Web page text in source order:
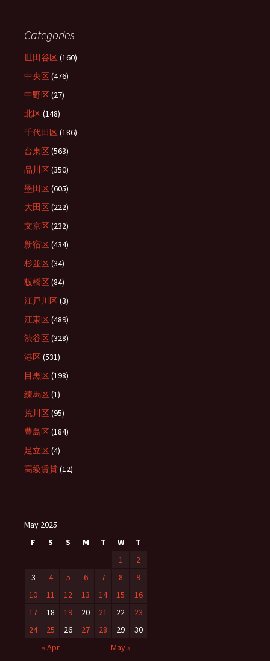
Categories
世田谷区(160)
中央区(476)
中野区(27)
北区(148)
千代田区(186)
台東区(563)
品川区(350)
墨田区(605)
大田区(222)
文京区(232)
新宿区(434)
杉並区(34)
板橋区(84)
江戸川区(3)
江東区(489)
渋谷区(328)
港区(531)
目黒区(198)
練馬区(1)
荒川区(95)
豊島区(184)
足立区(4)
高級賃貸(12)
May 2025
F
S S M T W T
« Apr May »
1
2
3
4 5 6 7 8
9
10
11 12 13 14 15
16
17
18 19 20 21 22
23
24
25 26 27 28 29 30